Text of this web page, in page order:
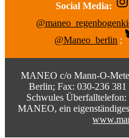
Social Media:
@Maneo_berlin ;
MANEO c/o Mann-O-
Berlin; Fax: 030-236
Schwules
MANEO, ein